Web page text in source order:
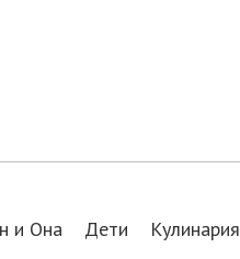
и Она Дети Кулинария